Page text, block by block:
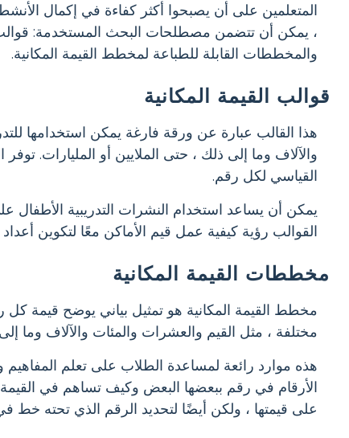
المتعلمين على أن يصبحوا أكثر كفاءة في إكمال
، يمكن أن تتضمن مصطلحات البحث المستخدمة: قوالب
والمخططات القابلة للطباعة لمخطط القيمة المكانية.
قوالب القيمة المكانية
هذا القالب عبارة عن ورقة فارغة يمكن استخدامها
والآلاف وما إلى ذلك ، حتى الملايين أو المليارات.
القياسي لكل رقم.
يمكن أن يساعد استخدام النشرات التدريبية
القوالب رؤية كيفية عمل قيم الأماكن معًا لتكوين أعداد
مخططات القيمة المكانية
مخطط القيمة المكانية هو تمثيل بياني يوضح قيمة
مختلفة ، مثل القيم والعشرات والمئات والآلاف وما
هذه موارد رائعة لمساعدة الطلاب على تعلم المفاهيم
الأرقام في رقم ببعضها البعض وكيف تساهم في القيمة
على قيمتها ، ولكن أيضًا لتحديد الرقم الذي تحته خط